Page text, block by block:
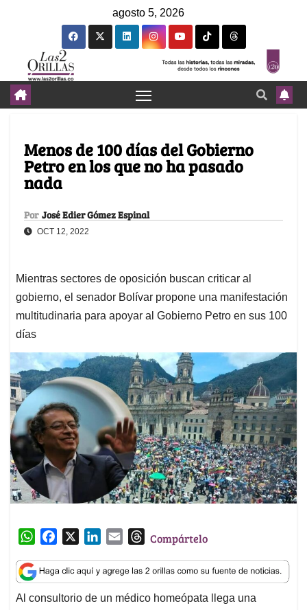
agosto 5, 2026
Menos de 100 días del Gobierno
Petro en los que no ha pasado
nada
Por José Edier Gómez Espinal
OCT 12, 2022
Mientras sectores de oposición buscan criticar al
gobierno, el senador Bolívar propone una manifestación
multitudinaria para apoyar al Gobierno Petro en sus 100
días
W
a
t
s
c
e
b
n
k
e
a
i
l
T
r
e
a
Compártelo
Al consultorio de un médico homeópata llega una